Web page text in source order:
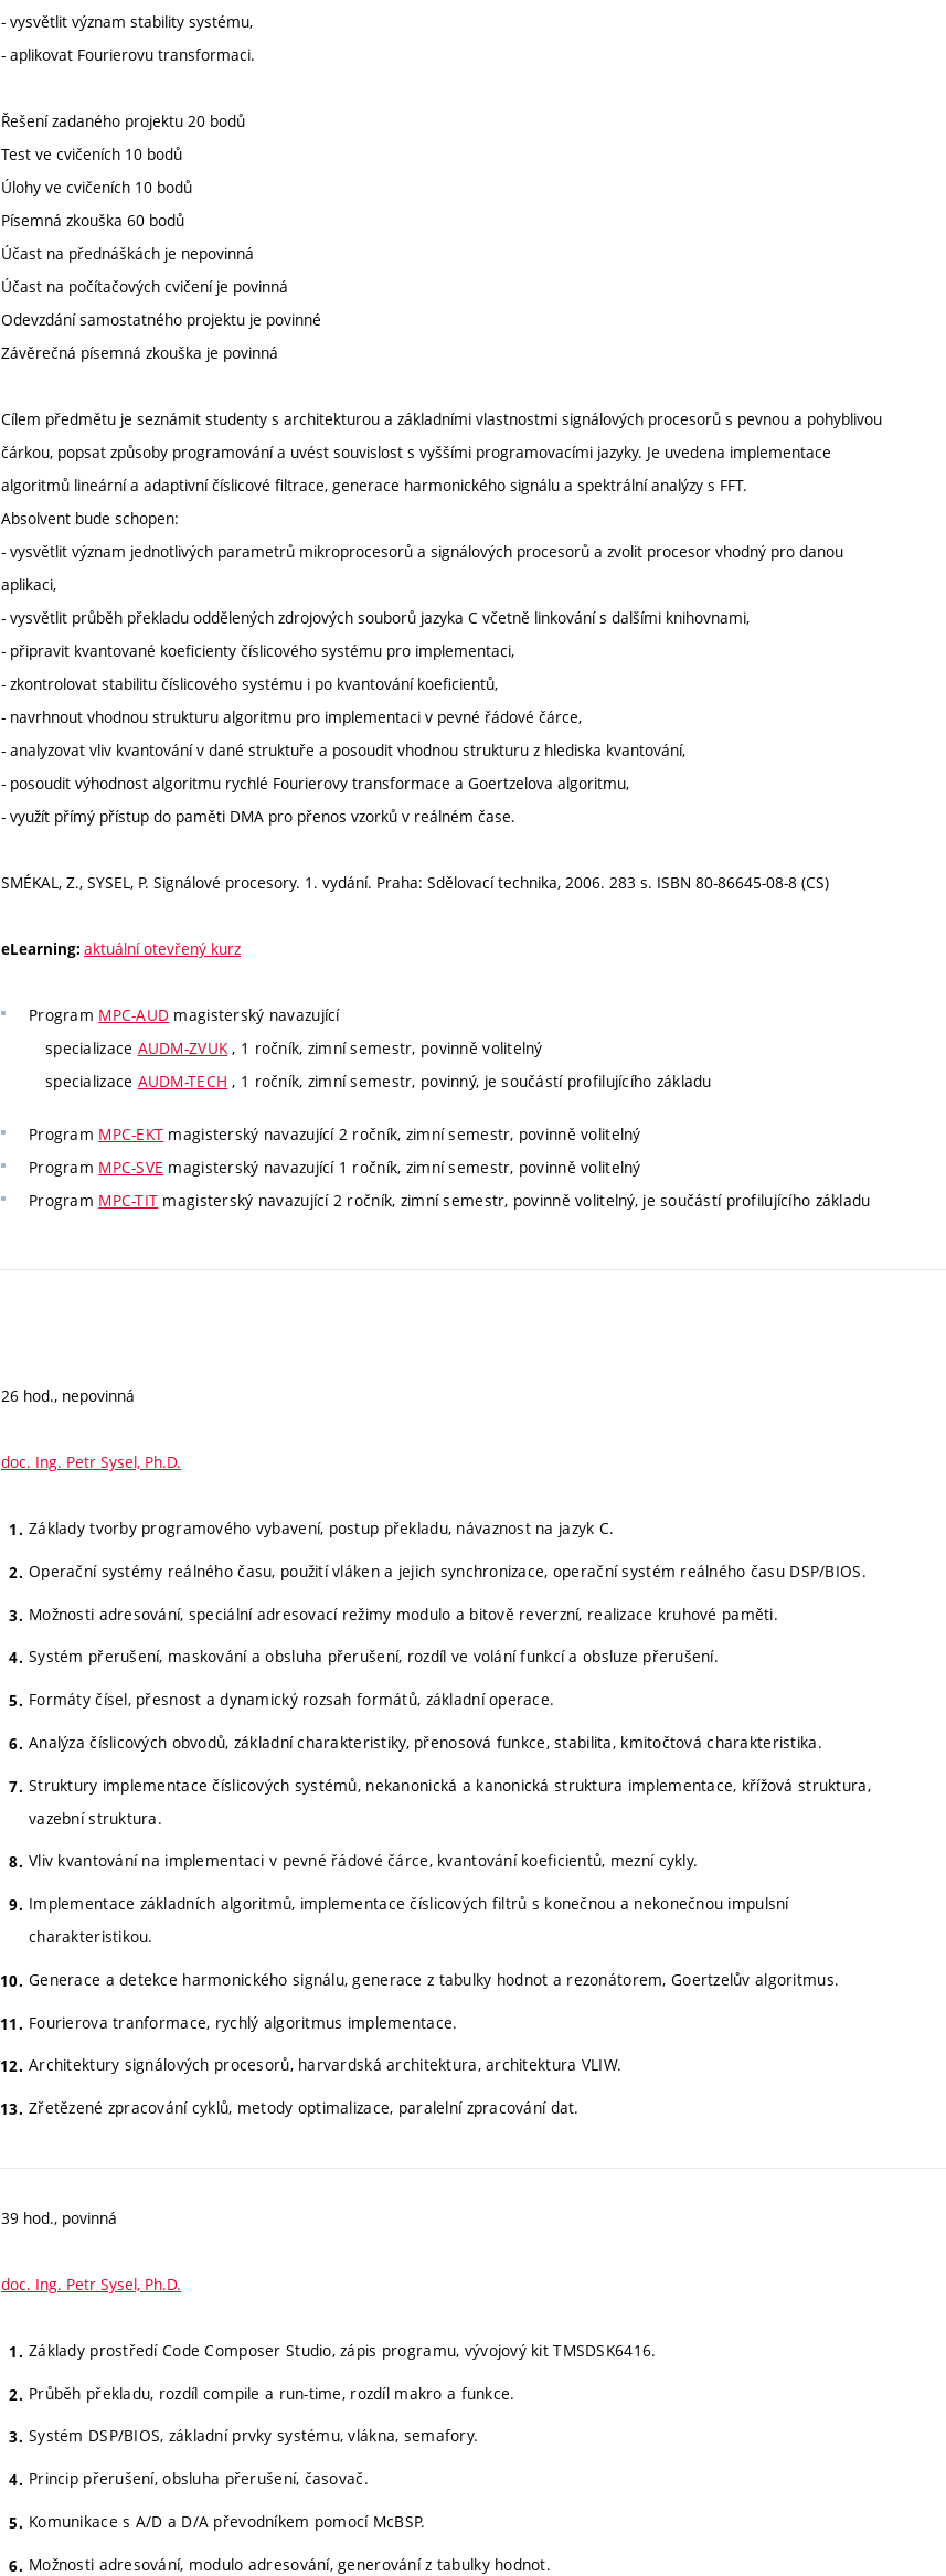
- vysvětlit význam stability systému,
- aplikovat Fourierovu transformaci.
Řešení zadaného projektu 20 bodů
Test ve cvičeních 10 bodů
Úlohy ve cvičeních 10 bodů
Písemná zkouška 60 bodů
Účast na přednáškách je nepovinná
Účast na počítačových cvičení je povinná
Odevzdání samostatného projektu je povinné
Závěrečná písemná zkouška je povinná
Cílem předmětu je seznámit studenty s architekturou a základními vlastnostmi signálových procesorů s pevnou a pohyblivou
čárkou, popsat způsoby programování a uvést souvislost s vyššími programovacími jazyky. Je uvedena implementace
algoritmů lineární a adaptivní číslicové filtrace, generace harmonického signálu a spektrální analýzy s FFT.
Absolvent bude schopen:
- vysvětlit význam jednotlivých parametrů mikroprocesorů a signálových procesorů a zvolit procesor vhodný pro danou
aplikaci,
- vysvětlit průběh překladu oddělených zdrojových souborů jazyka C včetně linkování s dalšími knihovnami,
- připravit kvantované koeficienty číslicového systému pro implementaci,
- zkontrolovat stabilitu číslicového systému i po kvantování koeficientů,
- navrhnout vhodnou strukturu algoritmu pro implementaci v pevné řádové čárce,
- analyzovat vliv kvantování v dané struktuře a posoudit vhodnou strukturu z hlediska kvantování,
- posoudit výhodnost algoritmu rychlé Fourierovy transformace a Goertzelova algoritmu,
- využít přímý přístup do paměti DMA pro přenos vzorků v reálném čase.
SMÉKAL, Z., SYSEL, P. Signálové procesory. 1. vydání. Praha: Sdělovací technika, 2006. 283 s. ISBN 80-86645-08-8 (CS)
eLearning: aktuální otevřený kurz
Program MPC-AUD magisterský navazující
specializace AUDM-ZVUK, 1 ročník, zimní semestr, povinně volitelný
specializace AUDM-TECH , 1 ročník, zimní semestr, povinný, je součástí profilujícího základu
Program MPC-EKT magisterský navazující 2 ročník, zimní semestr, povinně volitelný
Program MPC-SVE magisterský navazující 1 ročník, zimní semestr, povinně volitelný
Program MPC-TIT magisterský navazující 2 ročník, zimní semestr, povinně volitelný, je součástí profilujícího základu
26 hod., nepovinná
doc. Ing. Petr Sysel, Ph.D.
Základy tvorby programového vybavení, postup překladu, návaznost na jazyk C.
Operační systémy reálného času, použití vláken a jejich synchronizace, operační systém reálného času DSP/BIOS.
Možnosti adresování, speciální adresovací režimy modulo a bitově reverzní, realizace kruhové paměti.
Systém přerušení, maskování a obsluha přerušení, rozdíl ve volání funkcí a obsluze přerušení.
Formáty čísel, přesnost a dynamický rozsah formátů, základní operace.
Analýza číslicových obvodů, základní charakteristiky, přenosová funkce, stabilita, kmitočtová charakteristika.
Struktury implementace číslicových systémů, nekanonická a kanonická struktura implementace, křížová struktura,
vazební struktura.
Vliv kvantování na implementaci v pevné řádové čárce, kvantování koeficientů, mezní cykly.
Implementace základních algoritmů, implementace číslicových filtrů s konečnou a nekonečnou impulsní
charakteristikou.
Generace a detekce harmonického signálu, generace z tabulky hodnot a rezonátorem, Goertzelův algoritmus.
Fourierova tranformace, rychlý algoritmus implementace.
Architektury signálových procesorů, harvardská architektura, architektura VLIW.
Zřetězené zpracování cyklů, metody optimalizace, paralelní zpracování dat.
39 hod., povinná
doc. Ing. Petr Sysel, Ph.D.
Základy prostředí Code Composer Studio, zápis programu, vývojový kit TMSDSK6416.
Průběh překladu, rozdíl compile a run-time, rozdíl makro a funkce.
Systém DSP/BIOS, základní prvky systému, vlákna, semafory.
Princip přerušení, obsluha přerušení, časovač.
Komunikace s A/D a D/A převodníkem pomocí McBSP.
Možnosti adresování, modulo adresování, generování z tabulky hodnot.